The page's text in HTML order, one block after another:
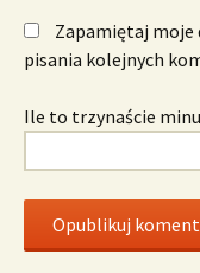
Zapamiętaj moje
pisania kolejnych
Ile to trzynaście